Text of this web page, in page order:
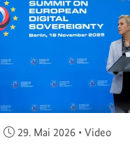
Veröffentlicht am:
29. Mai 2026 • Video